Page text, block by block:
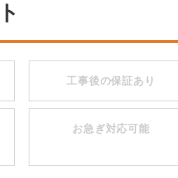
工事後の保証あり
お急ぎ対応可能